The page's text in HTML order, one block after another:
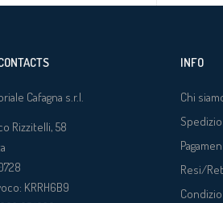
Cafagna s.r.l.
Rizzitelli, 58
KRRH6B9
INFO
Chi
Resi/